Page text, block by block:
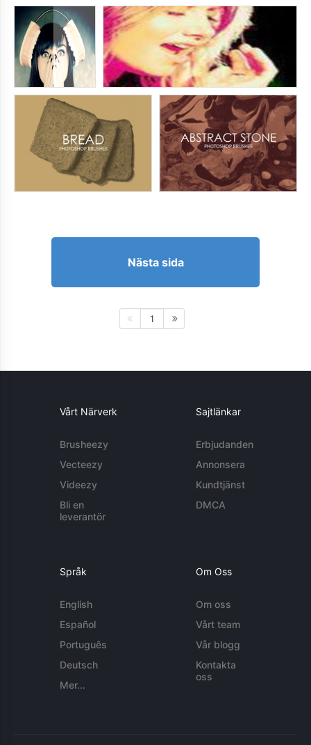
Nästa sida
1
Vårt Närverk
Brusheezy
Vecteezy
Videezy
Bli en
leverantör
Sajtlänkar
Erbjudanden
Annonsera
Kundtjänst
DMCA
Språk
English
Español
Português
Deutsch
Mer...
Om Oss
Om oss
Vårt team
Vår blogg
Kontakta
oss